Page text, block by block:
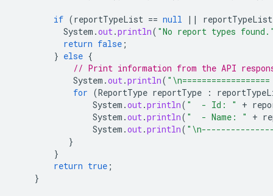
if (reportTypeList == null || reportTypeList
System .out.println( "No report types
return false ;
} else {
// Print information from the API
System .out.println(
for (ReportType reportType :
System .out.println( "  - Id: " +
System .out.println( "  - Name: " +
System .out.println(
}
}
return true ;
}